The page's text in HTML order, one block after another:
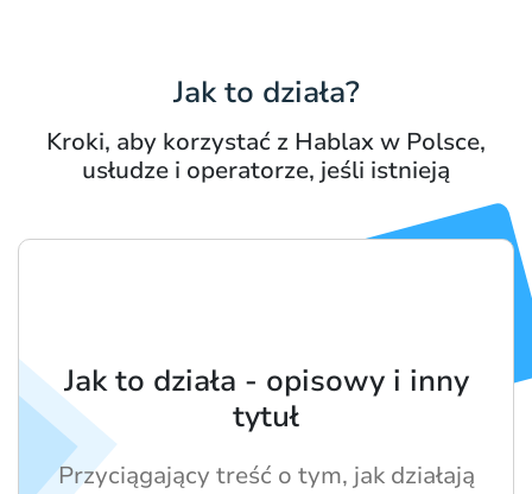
Jak to działa?
Kroki, aby korzystać z Hablax w Polsce,
usłudze i operatorze, jeśli istnieją
Jak to działa - opisowy i inny
tytuł
Przyciągający treść o tym, jak działają